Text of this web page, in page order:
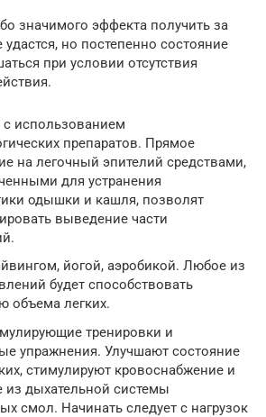
значимого эффекта получить за
но постепенно состояние
при условии отсутствия
с использованием
препаратов. Прямое
на легочный эпителий средствами,
для устранения
одышки и кашля, позволят
выведение части
йогой, аэробикой. Любое из
будет способствовать
объема легких.
тренировки и
упражнения. Улучшают состояние
стимулируют кровоснабжение и
из дыхательной системы
смол. Начинать следует с нагрузок